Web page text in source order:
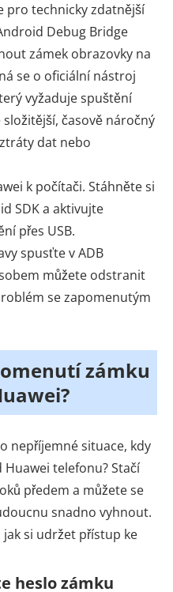
pro technicky zdatnější
Debug Bridge
zámek obrazovky na
se o oficiální nástroj
vyžaduje spuštění
časově náročný
dat nebo
k počítači. Stáhněte si
SDK a aktivujte
přes USB.
spusťte v ADB
můžete odstranit
se zapomenutým
zámku
nepříjemné situace, kdy
telefonu? Stačí
předem a můžete se
snadno vyhnout.
si udržet přístup ke
heslo zámku